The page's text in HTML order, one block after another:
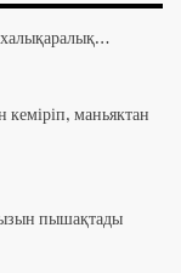
кеміріп, маньяктан
пышақтады